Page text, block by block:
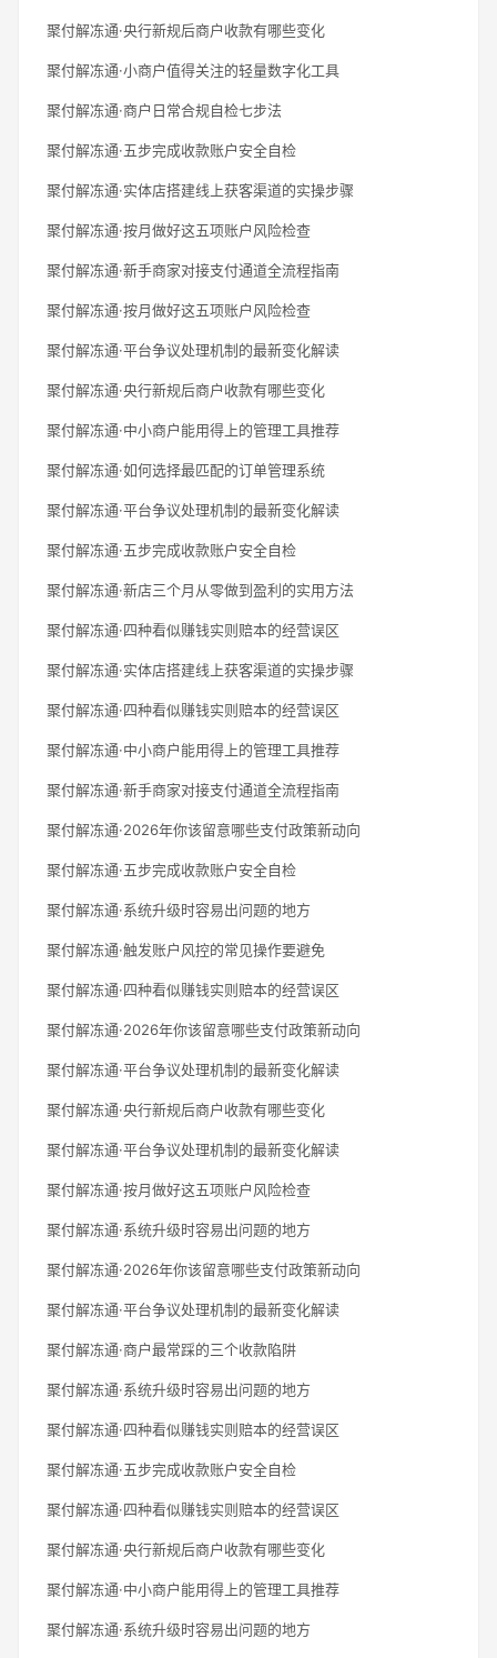
聚付解冻通·央行新规后商户收款有哪些变化
聚付解冻通·小商户值得关注的轻量数字化工具
聚付解冻通·商户日常合规自检七步法
聚付解冻通·五步完成收款账户安全自检
聚付解冻通·实体店搭建线上获客渠道的实操步骤
聚付解冻通·按月做好这五项账户风险检查
聚付解冻通·新手商家对接支付通道全流程指南
聚付解冻通·按月做好这五项账户风险检查
聚付解冻通·平台争议处理机制的最新变化解读
聚付解冻通·央行新规后商户收款有哪些变化
聚付解冻通·中小商户能用得上的管理工具推荐
聚付解冻通·如何选择最匹配的订单管理系统
聚付解冻通·平台争议处理机制的最新变化解读
聚付解冻通·五步完成收款账户安全自检
聚付解冻通·新店三个月从零做到盈利的实用方法
聚付解冻通·四种看似赚钱实则赔本的经营误区
聚付解冻通·实体店搭建线上获客渠道的实操步骤
聚付解冻通·四种看似赚钱实则赔本的经营误区
聚付解冻通·中小商户能用得上的管理工具推荐
聚付解冻通·新手商家对接支付通道全流程指南
聚付解冻通·2026年你该留意哪些支付政策新动向
聚付解冻通·五步完成收款账户安全自检
聚付解冻通·系统升级时容易出问题的地方
聚付解冻通·触发账户风控的常见操作要避免
聚付解冻通·四种看似赚钱实则赔本的经营误区
聚付解冻通·2026年你该留意哪些支付政策新动向
聚付解冻通·平台争议处理机制的最新变化解读
聚付解冻通·央行新规后商户收款有哪些变化
聚付解冻通·平台争议处理机制的最新变化解读
聚付解冻通·按月做好这五项账户风险检查
聚付解冻通·系统升级时容易出问题的地方
聚付解冻通·2026年你该留意哪些支付政策新动向
聚付解冻通·平台争议处理机制的最新变化解读
聚付解冻通·商户最常踩的三个收款陷阱
聚付解冻通·系统升级时容易出问题的地方
聚付解冻通·四种看似赚钱实则赔本的经营误区
聚付解冻通·五步完成收款账户安全自检
聚付解冻通·四种看似赚钱实则赔本的经营误区
聚付解冻通·央行新规后商户收款有哪些变化
聚付解冻通·中小商户能用得上的管理工具推荐
聚付解冻通·系统升级时容易出问题的地方